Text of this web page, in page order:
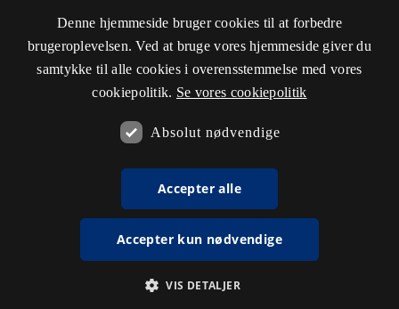
Denne hjemmeside bruger cookies til at forbedre
brugeroplevelsen. Ved at bruge vores hjemmeside giver du
samtykke til alle cookies i overensstemmelse med vores
cookiepolitik. Se vores cookiepolitik
Absolut nødvendige
Accepter alle
Accepter kun nødvendige
VIS DETALJER